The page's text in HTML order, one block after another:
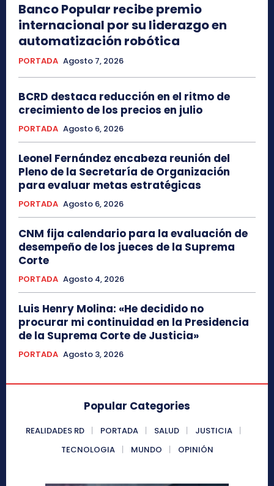
Banco Popular recibe premio
internacional por su liderazgo en
automatización robótica
PORTADA Agosto 7, 2026
BCRD destaca reducción en el ritmo de
crecimiento de los precios en julio
PORTADA Agosto 6, 2026
Leonel Fernández encabeza reunión del
Pleno de la Secretaría de Organización
para evaluar metas estratégicas
PORTADA Agosto 6, 2026
CNM fija calendario para la evaluación de
desempeño de los jueces de la Suprema
Corte
PORTADA Agosto 4, 2026
Luis Henry Molina: «He decidido no
procurar mi continuidad en la Presidencia
de la Suprema Corte de Justicia»
PORTADA Agosto 3, 2026
Popular Categories
REALIDADES RD PORTADA SALUD
JUSTICIA
TECNOLOGIA
MUNDO OPINIÓN